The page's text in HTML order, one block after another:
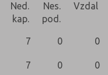
Ned.
kap.
Nes.
pod.
Vzdal
7 0 0
7 0 0